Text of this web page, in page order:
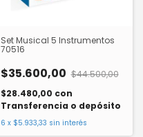
Set Musical 5 Instrumentos
70516
$35.600,00 $44.500,00
$28.480,00 con
Transferencia o depósito
6 x $5.933,33 sin interés